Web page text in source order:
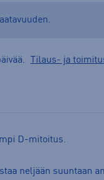
Tilaus- ja
D-mitoitus.
neljään suuntaan